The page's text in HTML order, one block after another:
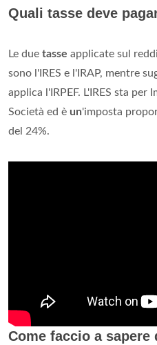
Quali tasse deve
Le due tasse applicate sul
sono l'IRES e l'IRAP, mentre
applica l'IRPEF. L'IRES sta per
Società ed è un'imposta
del 24%.
Come faccio a sapere